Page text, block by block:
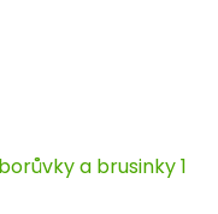
a brusinky 1